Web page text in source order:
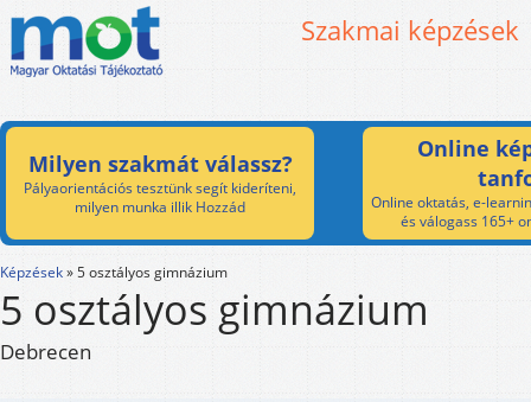
Szakmai képzések
Milyen szakmát válassz?
Pályaorientációs tesztünk segít kideríteni,
milyen munka illik Hozzád
Online
Online oktatás, e-
és válogass 165+
Képzések»5 osztályos gimnázium
5 osztályos gimnázium
Debrecen